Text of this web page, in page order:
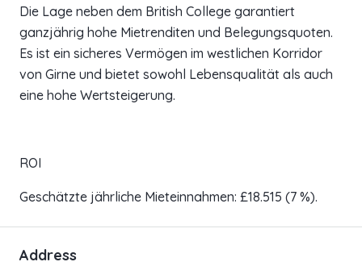
Die Lage neben dem British College garantiert
ganzjährig hohe Mietrenditen und Belegungsquoten.
Es ist ein sicheres Vermögen im westlichen Korridor
von Girne und bietet sowohl Lebensqualität als auch
eine hohe Wertsteigerung.
ROI
Geschätzte jährliche Mieteinnahmen: £18.515 (7 %).
Address